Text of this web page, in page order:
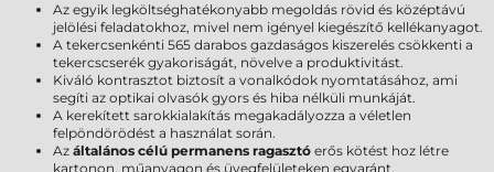
Az egyik legköltséghatékonyabb megoldás rövid és középtávú
jelölési feladatokhoz, mivel nem igényel kiegészítő kellékanyagot.
A tekercsenkénti 565 darabos gazdaságos kiszerelés csökkenti a
tekercscserék gyakoriságát, növelve a produktivitást.
Kiváló kontrasztot biztosít a vonalkódok nyomtatásához, ami
segíti az optikai olvasók gyors és hiba nélküli munkáját.
A kerekített sarokkialakítás megakadályozza a véletlen
felpöndörödést a használat során.
Az általános célú permanens ragasztó erős kötést hoz létre
kartonon, műanyagon és üvegfelületeken egyaránt.